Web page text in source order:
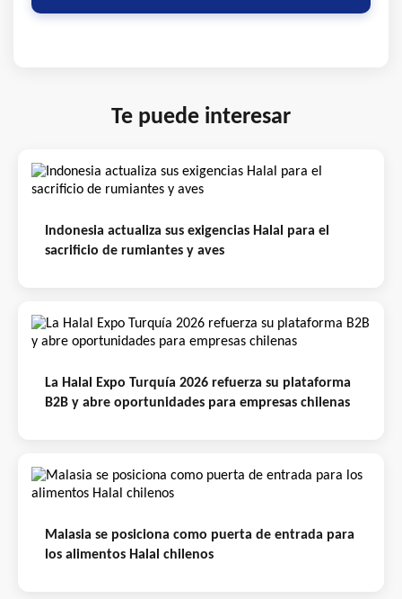
Te puede interesar
Indonesia actualiza sus exigencias Halal para el
sacrificio de rumiantes y aves
La Halal Expo Turquía 2026 refuerza su plataforma
B2B y abre oportunidades para empresas chilenas
Malasia se posiciona como puerta de entrada para
los alimentos Halal chilenos